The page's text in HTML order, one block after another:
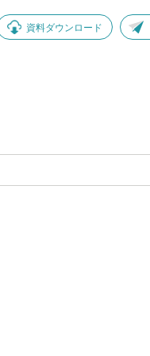
資料ダウンロード